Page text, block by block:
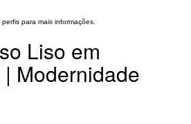
para mais informações.
Liso em
Modernidade